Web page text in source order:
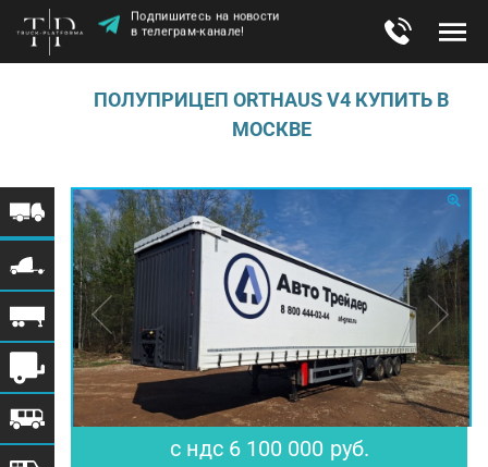
Подпишитесь на новости
в телеграм-канале!
ПОЛУПРИЦЕП ORTHAUS V4 КУПИТЬ В
МОСКВЕ
$ 75 309 € 64 894
с ндс 6 100 000 руб.